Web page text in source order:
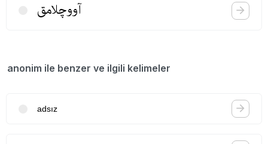
آووچلامق
anonim ile benzer ve ilgili kelimeler
adsız